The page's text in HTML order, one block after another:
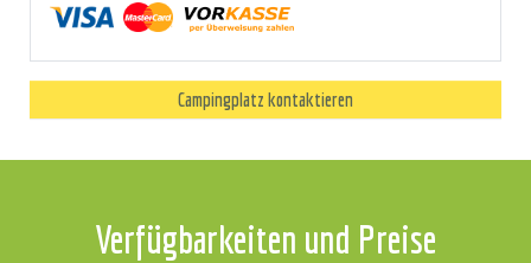
Campingplatz kontaktieren
Verfügbarkeiten und Preise